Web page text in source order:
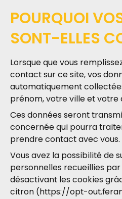
POURQUOI
SONT-ELLES
Lorsque que vous
contact sur ce site, vos
automatiquement
prénom, votre ville et votre
Ces données seront
concernée qui pourra
prendre contact avec vous.
Vous avez la possibilité de
personnelles recueillies
désactivant les cookies
citron (https://opt-